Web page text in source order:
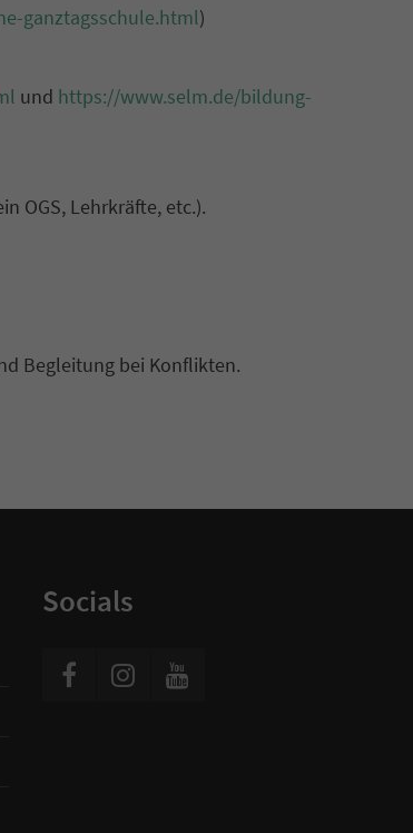
ganztagsschule.html)
und https://www.selm.de/bildung-
OGS, Lehrkräfte, etc.).
Begleitung bei Konflikten.
Socials